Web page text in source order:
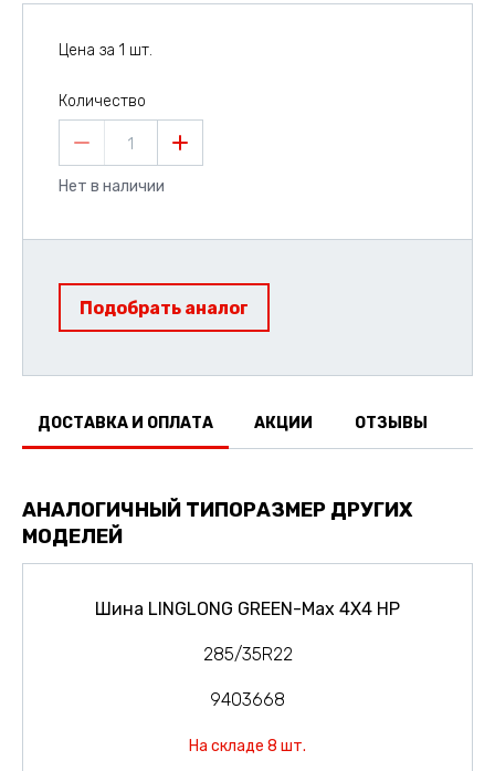
Цена за 1 шт.
Количество
1
Нет в наличии
Подобрать аналог
ДОСТАВКА И ОПЛАТА АКЦИИ ОТЗЫВЫ
АНАЛОГИЧНЫЙ ТИПОРАЗМЕР ДРУГИХ
МОДЕЛЕЙ
Шина LINGLONG GREEN-Max 4X4 HP
285/35R22
9403668
На складе 8 шт.